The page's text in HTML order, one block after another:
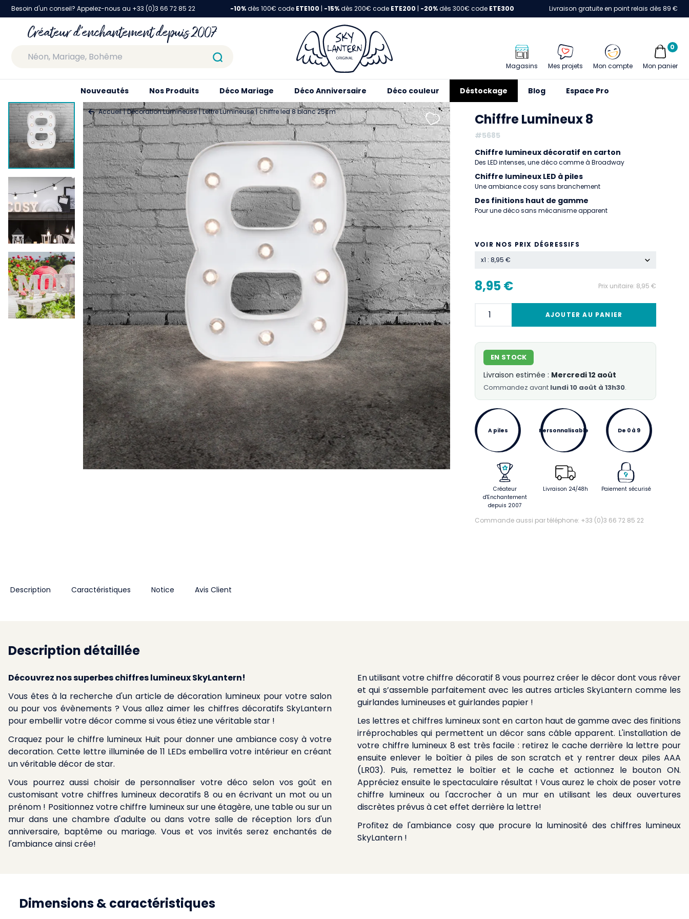
Besoin d'un conseil? Appelez-nous au +33 (0)3 66 72 85 22 -10%dès 100€ code ETE100 | -15%dès 200€ code ETE200 | -20%dès 300€ code ETE300 Livraison gratuite en point relais dès 89 €
Créateur d'enchantement depuis 2007
Magasins Mes projets Mon compte Mon panier
0
Nouveautés Nos Produits Déco Mariage Déco Anniversaire Déco couleur Déstockage Blog Espace Pro
Accueil Décoration Lumineuse Lettre Lumineuse chiffre led 8 blanc 25cm Chiffre Lumineux 8
#5685
Chiffre lumineux décoratif en carton
Des LED intenses, une déco comme à Broadway
Chiffre lumineux LED à piles
Une ambiance cosy sans branchement
Des finitions haut de gamme
Pour une déco sans mécanisme apparent
VOIR NOS PRIX DÉGRESSIFS
x1 : 8,95 €
8,95 € Prix unitaire: 8,95 €
AJOUTER AU PANIER
EN STOCK
Livraison estimée : Mercredi 12 août
Commandez avant lundi 10 août à 13h30.
A piles Personnalisable De 0 à 9
Créateur
d'Enchantement
depuis 2007
Livraison 24/48h Paiement sécurisé
Commande aussi par téléphone: +33 (0)3 66 72 85 22
Description Caractéristiques Notice Avis Client
Description détaillée
Découvrez nos superbes chiffres lumineux SkyLantern!
Vous êtes à la recherche d'un article de décoration lumineux pour votre salon
ou pour vos évènements ? Vous allez aimer les chiffres décoratifs SkyLantern
pour embellir votre décor comme si vous étiez une véritable star !
Craquez pour le chiffre lumineux Huit pour donner une ambiance cosy à votre
decoration. Cette lettre illuminée de 11 LEDs embellira votre intérieur en créant
un véritable décor de star.
Vous pourrez aussi choisir de personnaliser votre déco selon vos goût en
customisant votre chiffres lumineux decoratifs 8 ou en écrivant un mot ou un
prénom ! Positionnez votre chiffre lumineux sur une étagère, une table ou sur un
mur dans une chambre d'adulte ou dans votre salle de réception lors d'un
anniversaire, baptême ou mariage. Vous et vos invités serez enchantés de
l'ambiance ainsi crée!
En utilisant votre chiffre décoratif 8 vous pourrez créer le décor dont vous rêver
et qui s’assemble parfaitement avec les autres articles SkyLantern comme les
guirlandes lumineuses et guirlandes papier !
Les lettres et chiffres lumineux sont en carton haut de gamme avec des finitions
irréprochables qui permettent un décor sans câble apparent. L'installation de
votre chiffre lumineux 8 est très facile : retirez le cache derrière la lettre pour
ensuite enlever le boîtier à piles de son scratch et y rentrer deux piles AAA
(LR03). Puis, remettez le boîtier et le cache et actionnez le bouton ON.
Appréciez ensuite le spectaculaire résultat ! Vous aurez le choix de poser votre
chiffre lumineux ou l'accrocher à un mur en utilisant les deux ouvertures
discrètes prévus à cet effet derrière la lettre!
Profitez de l'ambiance cosy que procure la luminosité des chiffres lumineux
SkyLantern !
Dimensions & caractéristiques